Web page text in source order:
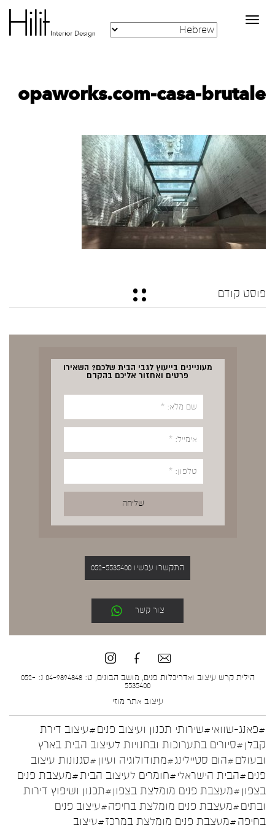
Toggle
navigation
opaworks.com-casa-brutale
פוסט קודם
מעוניינים בייעוץ לגבי הבית שלכם? השאירו
פרטים ואחזור אליכם בהקדם
התקשרו עכשיו 052-5535400
צור קשר
הילית קרש עיצוב ואדריכלות פנים, מושב הבונים, ט: 04-9894848 נ: 052-
5535400
עיצוב אתר מוזי
#פאנג-שוואי#שירותי תכנון ועיצוב פנים#עיצוב דירת
קבלן #סיורים בתערוכות ובחנויות לעיצוב הבית בארץ
ובעולם#הום סטיילינג#מתודולוגיה ועיון #סגנונות עיצוב
פנים#הבית הישראלי#חומרים לעיצוב הבית#מעצבת פנים
בצפון #מעצבת פנים מומלצת בצפון#תכנון ושיפוץ דירות
ובתים#מעצבת פנים מומלצת בחיפה#עיצוב פנים
בחיפה#מעצבת פנים מומלצת במרכז#עיצוב